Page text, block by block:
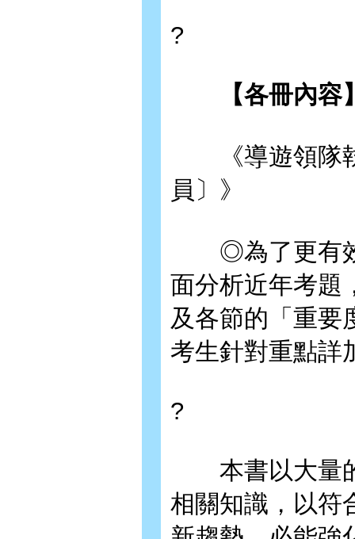
?
【各冊內容
《導遊領隊執
員〕》
◎為了更有效
面分析近年考題
及各節的「重要
考生針對重點詳
?
本書以大量的
相關知識，以符